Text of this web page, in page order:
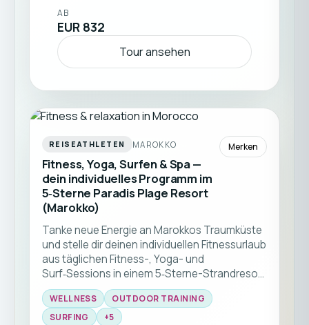
Atlantikküste zu genießen. Ob du surfen
lernen, regelmäßig trainieren oder einfach
abschalten möchtest – du entscheidest jeden
Tag selbst, wie aktiv dein Urlaub sein soll. ☀️🌊
AB
EUR 832
Tour ansehen
REISEATHLETEN MAROKKO
Fitness, Yoga, Surfen & Spa —
dein individuelles Programm im
5‑Sterne Paradis Plage Resort
(Marokko)
Merken
Tanke neue Energie an Marokkos Traumküste
und stelle dir deinen individuellen Fitnessurlaub
aus täglichen Fitness-, Yoga- und
Surf‑Sessions in einem 5‑Sterne-Strandresort
flexibel zusammen. Spa, Atlantikblick und
zahlreiche Trainingsoptionen warten auf dich.
☀️🏄‍♂️🧘
WELLNESS
OUTDOOR TRAINING
SURFING
+5